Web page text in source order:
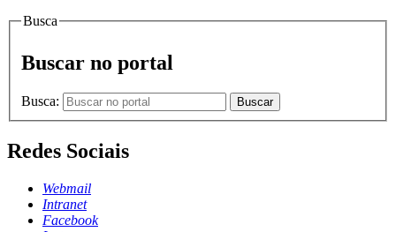
Busca
Buscar no portal
Busca: Buscar
Redes Sociais
Webmail
Intranet
Facebook